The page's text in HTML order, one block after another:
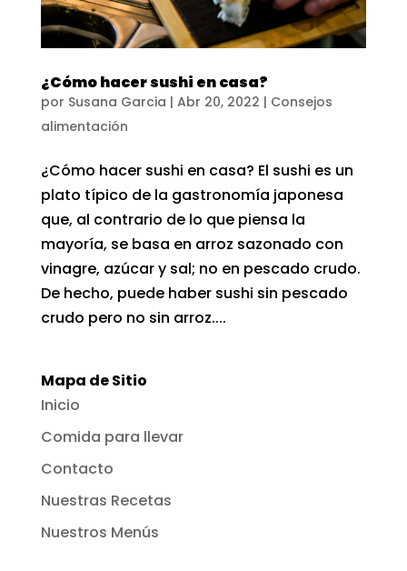
¿Cómo hacer sushi en casa?
por Susana Garcia | Abr 20, 2022 | Consejos
alimentación
¿Cómo hacer sushi en casa? El sushi es un
plato típico de la gastronomía japonesa
que, al contrario de lo que piensa la
mayoría, se basa en arroz sazonado con
vinagre, azúcar y sal; no en pescado crudo.
De hecho, puede haber sushi sin pescado
crudo pero no sin arroz....
Mapa de Sitio
Inicio
Comida para llevar
Contacto
Nuestras Recetas
Nuestros Menús